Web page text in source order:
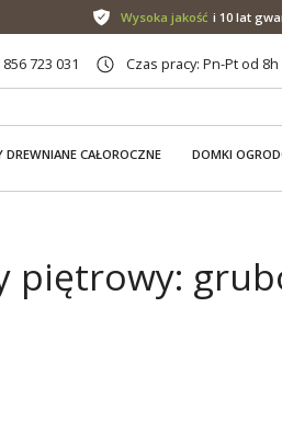
Wysoka jakość i 10 lat
723 031 Czas pracy: Pn-Pt od
DREWNIANE CAŁOROCZNE DOMKI
piętrowy: